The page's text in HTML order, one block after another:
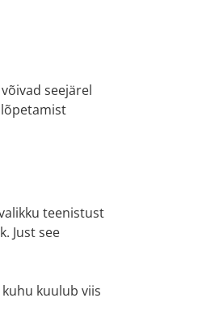
seejärel
teenistust
Just see
kuulub viis